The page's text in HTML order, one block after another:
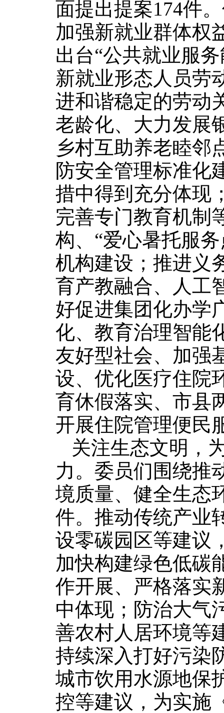
面提出提案174件
加强新就业群体权
出台“公共就业服
新就业形态人员劳
进和谐稳定的劳动
老龄化、大力发展
乡村互助养老睦邻
防安全管理标准化
措中得到充分体现
完善专门教育机制
构、“爱心暑托服
机构建设；推进义
育产教融合、人工
好促进集团化办学
化、教育治理智能
友好型社会、加强
设、优化医疗住院
育休假落实、市县
开展住院管理便民
关注生态文明，
力。委员们围绕推
境质量、健全生态
件。推动传统产业
设零碳园区等建议
加快构建绿色低碳
作开展、严格落实
中体现；防治大气
善农村人居环境等
持续深入打好污染
城市饮用水源地保
控等建议，为实施